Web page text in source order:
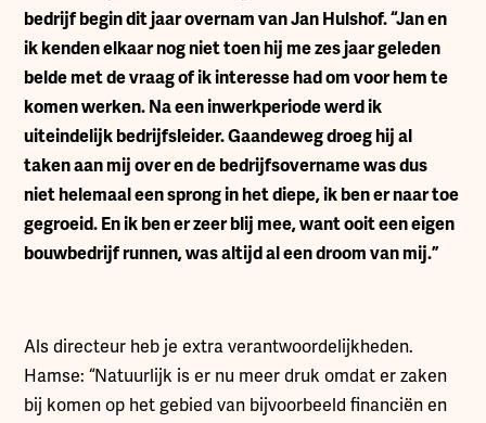
bedrijf begin dit jaar overnam van Jan Hulshof. “Jan en
ik kenden elkaar nog niet toen hij me zes jaar geleden
belde met de vraag of ik interesse had om voor hem te
komen werken. Na een inwerkperiode werd ik
uiteindelijk bedrijfsleider. Gaandeweg droeg hij al
taken aan mij over en de bedrijfsovername was dus
niet helemaal een sprong in het diepe, ik ben er naar toe
gegroeid. En ik ben er zeer blij mee, want ooit een eigen
bouwbedrijf runnen, was altijd al een droom van mij.”
Als directeur heb je extra verantwoordelijkheden.
Hamse: “Natuurlijk is er nu meer druk omdat er zaken
bij komen op het gebied van bijvoorbeeld financiën en